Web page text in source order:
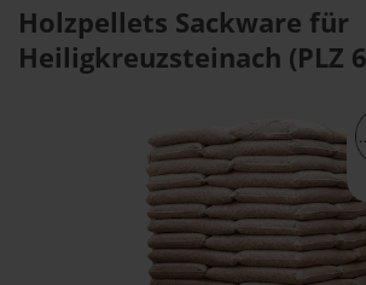
Holzpellets Sackware für
Heiligkreuzsteinach (PLZ